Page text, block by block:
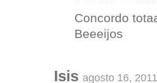
Concordo
Beeeijos
Isis agosto 16,